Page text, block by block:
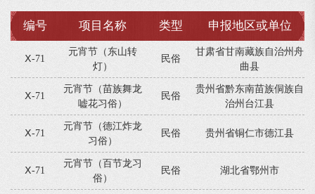
编号 项目名称 类型 申报地区或单位
Ⅹ-71
元宵节（东山转
灯）
民俗
甘肃省甘南藏族自治州舟
曲县
Ⅹ-71
元宵节（苗族舞龙
嘘花习俗）
民俗
贵州省黔东南苗族侗族自
治州台江县
Ⅹ-71
元宵节（德江炸龙
习俗）
民俗 贵州省铜仁市德江县
Ⅹ-71
元宵节（百节龙习
俗）
民俗 湖北省鄂州市